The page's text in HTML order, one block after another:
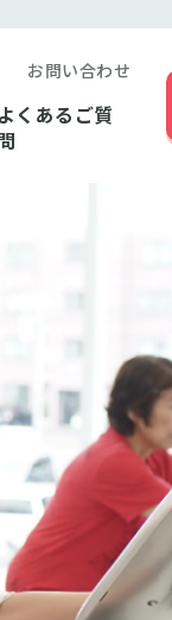
よくあるご質
お問い合わせ